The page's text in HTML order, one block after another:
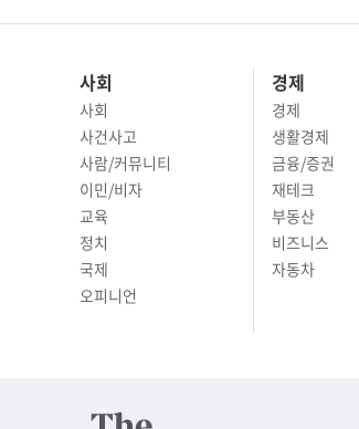
사회
사회
사건사고
사람/커뮤니티
이민/비자
교육
정치
국제
오피니언
경제
경제
생활경제
금융/증권
재테크
부동산
비즈니스
자동차